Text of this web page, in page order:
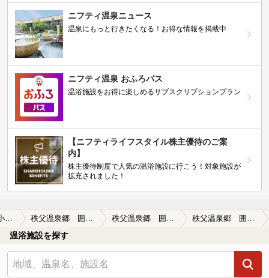
ニフティ温泉ニュース
温泉にもっと行きたくなる！お得な情報を掲載中
ニフティ温泉 おふろパス
温浴施設をお得に楽しめるサブスクリプションプラン
【ニフティライフスタイル株主優待のご案
内】
株主優待制度で人気の温浴施設に行こう！対象施設が
拡充されました！
温浴施設を探す